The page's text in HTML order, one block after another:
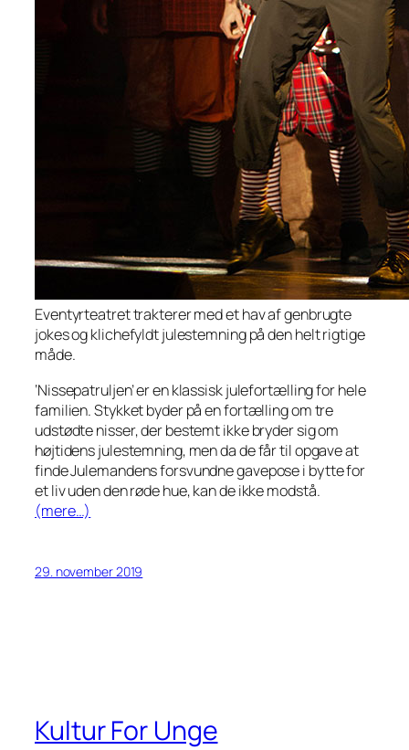
Eventyrteatret trakterer med et hav af genbrugte
jokes og klichefyldt julestemning på den helt rigtige
måde.
‘Nissepatruljen’ er en klassisk julefortælling for hele
familien. Stykket byder på en fortælling om tre
udstødte nisser, der bestemt ikke bryder sig om
højtidens julestemning, men da de får til opgave at
finde Julemandens forsvundne gavepose i bytte for
et liv uden den røde hue, kan de ikke modstå.
(mere…)
29. november 2019
Kultur For Unge